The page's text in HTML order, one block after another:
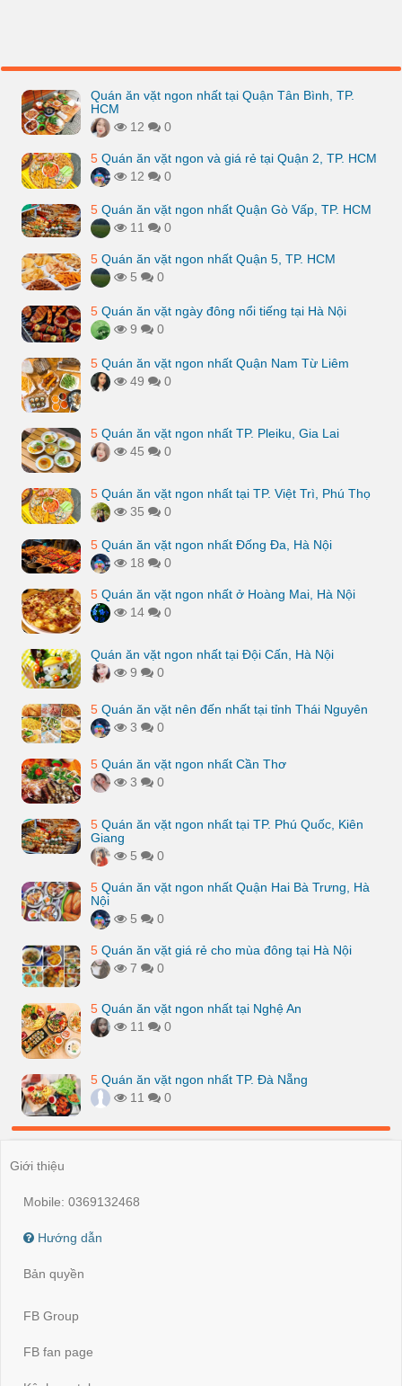
Quán ăn vặt ngon nhất tại Quận Tân Bình, TP.
HCM
12
0
5 Quán ăn vặt ngon và giá rẻ tại Quận 2, TP. HCM
12
0
5 Quán ăn vặt ngon nhất Quận Gò Vấp, TP. HCM
11
0
5 Quán ăn vặt ngon nhất Quận 5, TP. HCM
5
0
5 Quán ăn vặt ngày đông nổi tiếng tại Hà Nội
9
0
5 Quán ăn vặt ngon nhất Quận Nam Từ Liêm
49
0
5 Quán ăn vặt ngon nhất TP. Pleiku, Gia Lai
45
0
5 Quán ăn vặt ngon nhất tại TP. Việt Trì, Phú Thọ
35
0
5 Quán ăn vặt ngon nhất Đống Đa, Hà Nội
18
0
5 Quán ăn vặt ngon nhất ở Hoàng Mai, Hà Nội
14
0
Quán ăn vặt ngon nhất tại Đội Cấn, Hà Nội
9
0
5 Quán ăn vặt nên đến nhất tại tỉnh Thái Nguyên
3
0
5 Quán ăn vặt ngon nhất Cần Thơ
3
0
5 Quán ăn vặt ngon nhất tại TP. Phú Quốc, Kiên
Giang
5
0
5 Quán ăn vặt ngon nhất Quận Hai Bà Trưng, Hà
Nội
5
0
5 Quán ăn vặt giá rẻ cho mùa đông tại Hà Nội
7
0
5 Quán ăn vặt ngon nhất tại Nghệ An
11
0
5 Quán ăn vặt ngon nhất TP. Đà Nẵng
11
0
Giới thiệu
Mobile: 0369132468
Hướng dẫn
Bản quyền
FB Group
FB fan page